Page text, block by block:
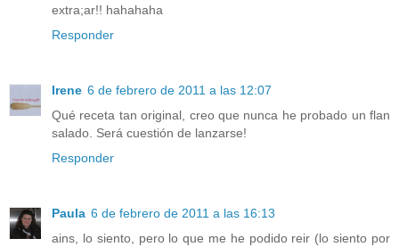
extra;ar!! hahahaha
Responder
Irene 6 de febrero de 2011 a las 12:07
Qué receta tan original, creo que nunca he probado un flan
salado. Será cuestión de lanzarse!
Responder
Paula 6 de febrero de 2011 a las 16:13
ains, lo siento, pero lo que me he podido reir (lo siento por